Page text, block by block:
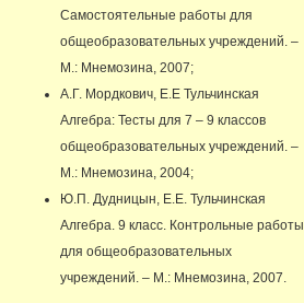
Самостоятельные работы для
общеобразовательных учреждений. –
М.: Мнемозина, 2007;
А.Г. Мордкович, Е.Е Тульчинская
Алгебра: Тесты для 7 – 9 классов
общеобразовательных учреждений. –
М.: Мнемозина, 2004;
Ю.П. Дудницын, Е.Е. Тульчинская
Алгебра. 9 класс. Контрольные работы
для общеобразовательных
учреждений. – М.: Мнемозина, 2007.